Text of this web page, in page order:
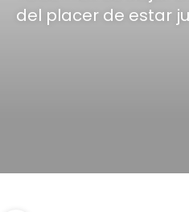
del placer de estar